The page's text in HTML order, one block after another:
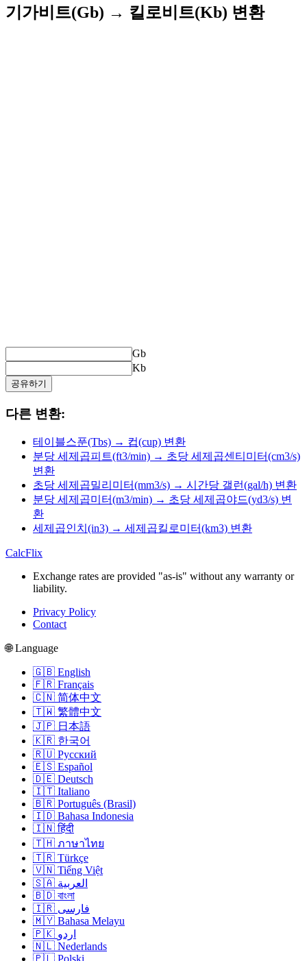
기가비트(Gb) → 킬로비트(Kb) 변환
Gb
Kb
공유하기
다른 변환:
테이블스푼(Tbs) → 컵(cup) 변환
분당 세제곱피트(ft3/min) → 초당 세제곱센티미터(cm3/s)
변환
초당 세제곱밀리미터(mm3/s) → 시간당 갤런(gal/h) 변환
분당 세제곱미터(m3/min) → 초당 세제곱야드(yd3/s) 변
환
세제곱인치(in3) → 세제곱킬로미터(km3) 변환
CalcFlix
Exchange rates are provided "as-is" without any warranty or
liability.
Privacy Policy
Contact
🌐 Language
🇬🇧 English
🇫🇷 Français
🇨🇳 简体中文
🇹🇼 繁體中文
🇯🇵 日本語
🇰🇷 한국어
🇷🇺 Русский
🇪🇸 Español
🇩🇪 Deutsch
🇮🇹 Italiano
🇧🇷 Português (Brasil)
🇮🇩 Bahasa Indonesia
🇮🇳 हिंदी
🇹🇭 ภาษาไทย
🇹🇷 Türkçe
🇻🇳 Tiếng Việt
🇸🇦 العربية
🇧🇩 বাংলা
🇮🇷 فارسی
🇲🇾 Bahasa Melayu
🇵🇰 اردو
🇳🇱 Nederlands